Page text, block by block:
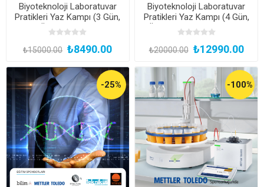
Biyoteknoloji Laboratuvar
Pratikleri Yaz Kampı (3 Gün,
Lise Öğrencileri için Yüz
Yüze ve Uygulamalı Eğitim
Programı)
₺15000.00 ₺8490.00
Biyoteknoloji Laboratuvar
Pratikleri Yaz Kampı (4 Gün,
Üniversite ve Sonrası için
Yüz Yüze ve Uygulamalı)
₺20000.00 ₺12990.00
-25% -100%